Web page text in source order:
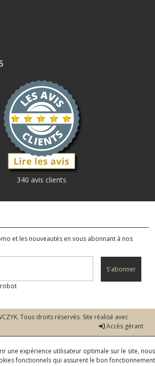
340 avis clients
et les nouveautés en vous abonnant à nos
S'abonner
robot
Tous droits réservés. Site réalisé avec
Accès gérant
une expérience utilisateur optimale sur le site, nous
fonctionnels qui assurent le bon fonctionnement